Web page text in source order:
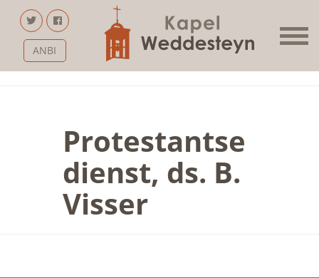
ANBI
Protestantse
dienst, ds. B.
Visser